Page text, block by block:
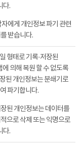
다.
에게 개인정보 파기 관련
받습니다.
형태로 기록·저장된
의해 복원 할 수 없도록
된 개인정보는 분쇄기로
파기합니다.
된 개인정보는 데이터를
으로 삭제 또는 익명으로
다.